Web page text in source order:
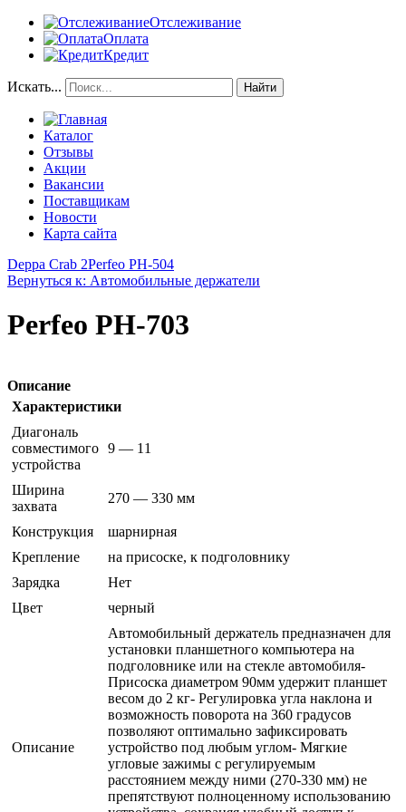
Отслеживание
Оплата
Кредит
Искать... Найти
Каталог
Отзывы
Акции
Вакансии
Поставщикам
Новости
Карта сайта
Deppa Crab 2Perfeo PH-504
Вернуться к: Автомобильные держатели
Perfeo PH-703
Описание
Характеристики
Диагональ
совместимого
устройства
9 — 11
Ширина
захвата
270 — 330 мм
Конструкция
шарнирная
Крепление
на присоске, к подголовнику
Зарядка
Нет
Цвет
черный
Описание
Автомобильный держатель предназначен для
установки планшетного компьютера на
подголовнике или на стекле автомобиля-
Присоска диаметром 90мм удержит планшет
весом до 2 кг- Регулировка угла наклона и
возможность поворота на 360 градусов
позволяют оптимально зафиксировать
устройство под любым углом- Мягкие
угловые зажимы с регулируемым
расстоянием между ними (270-330 мм) не
препятствуют полноценному использованию